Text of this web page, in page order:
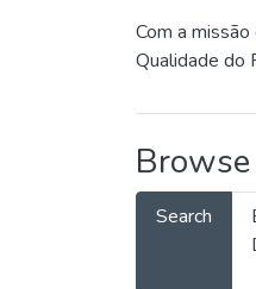
Com a
Qualidade do
Browse
Search